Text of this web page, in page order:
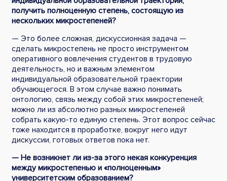
получить полноценную степень, состоящую из
нескольких микростепеней?
— Это более сложная, дискуссионная задача —
сделать микростепень не просто инструментом
оперативного вовлечения студентов в трудовую
деятельность, но и важным элементом
индивидуальной образовательной траектории
обучающегося. В этом случае важно понимать
онтологию, связь между собой этих микростепеней;
можно ли из абсолютно разных микростепеней
собрать какую-то единую степень. Этот вопрос сейчас
тоже находится в проработке, вокруг него идут
дискуссии, готовых ответов пока нет.
— Не возникнет ли из-за этого некая конкуренция
между микростепенью и «полноценным»
университетским образованием?